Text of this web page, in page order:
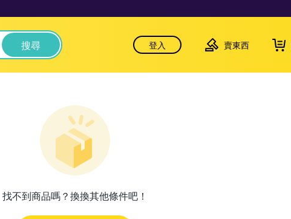
搜尋 登入 賣東西
找不到商品嗎？換換其他條件吧！